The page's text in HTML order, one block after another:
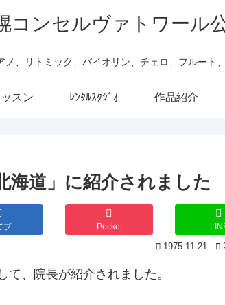
、リトミック、バイオリン、チェロ、フルート
スン ﾚﾝﾀﾙｽﾀｼﾞｵ 作品紹介
海道」に紹介されました
ブ Pocket
1975.11.21
、院長が紹介されました。